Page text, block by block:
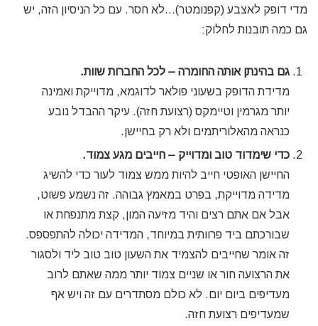
מדי דופק לאצבע (קפנומטר)…לא חסר. עם כל הניסיון הזה, יש
גם כמה תובנות לחלוק:
גם בהינתן אותה החומרה – לכל החברות שוות.
מדידת הדופק בשעוני פולאר לדוגמא, מדוייקת ואמינה
יותר מגרמין וטיימקס (רצועת חזה). עיקר ההבדל נובע
כנראה מהאלוריתמים ולא רק בחיישן.
כדי שימדוד טוב ומדוייק – חייבים מגע צמוד.
החיישן האופטי חייב להיות ממש צמוד לעור כדי להשיג
מדידה מדוייקת, בפרט במאמץ גבוהה. זה נשמע פשוט,
אבל אם אתם רצים והיד מזיעה המון, קצת מתנפחת או
שבורכתם ביד פרוותית במיוחד, המדידה יכולה להתפספס.
זה אומר שחייבים להצמיד את השעון טוב טוב ליד ולסגור
את הרצועה חור או שניים צמוד יותר ממה שאתם לרוב
מעדיפים ביום יום. לא כולם מסתדרים עם זה ויש אף
שמעדיפים רצועת חזה.